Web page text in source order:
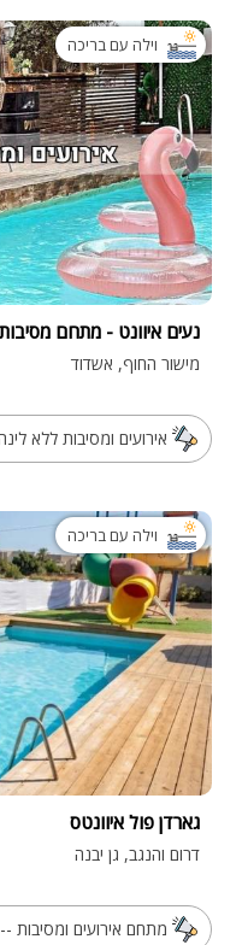
וילה עם בריכה
נעים איוונט - מתחם מסיבות
מישור החוף, אשדוד
אירועים ומסיבות ללא
וילה עם בריכה
גארדן פול איוונטס
דרום והנגב, גן יבנה
מתחם אירועים ומסיבות